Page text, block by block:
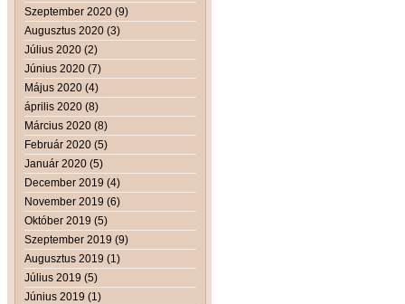
Szeptember 2020 (9)
Augusztus 2020 (3)
Július 2020 (2)
Június 2020 (7)
Május 2020 (4)
április 2020 (8)
Március 2020 (8)
Február 2020 (5)
Január 2020 (5)
December 2019 (4)
November 2019 (6)
Október 2019 (5)
Szeptember 2019 (9)
Augusztus 2019 (1)
Július 2019 (5)
Június 2019 (1)